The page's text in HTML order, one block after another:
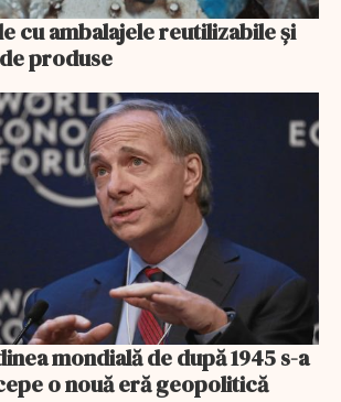
cu ambalajele reutilizabile și
produse
mondială de după 1945 s-a
o nouă eră geopolitică